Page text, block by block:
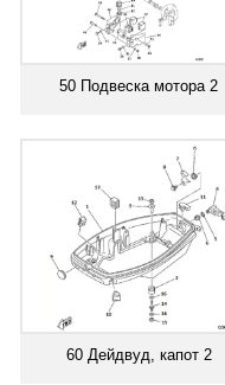
50 Подвеска мотора 2
60 Дейдвуд, капот 2